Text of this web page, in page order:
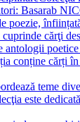
Basarab
poezie,
cuprinde cărţi
antologii
conține cărți
teme
este